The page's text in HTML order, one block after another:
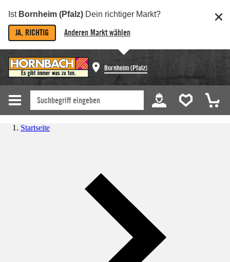
Ist Bornheim (Pfalz) Dein richtiger Markt?
JA, RICHTIG Anderen Markt wählen
Bornheim (Pfalz)
Startseite